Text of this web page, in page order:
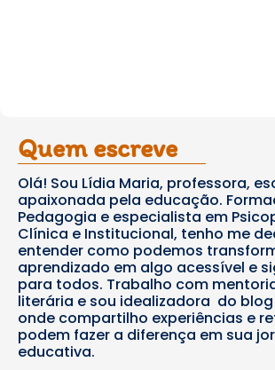
Quem escreve
Olá! Sou Lídia Maria, professora,
apaixonada pela educação.
Pedagogia e especialista em
Clínica e Institucional, tenho me
entender como podemos
aprendizado em algo acessível e
para todos. Trabalho com
literária e sou idealizadora do blog
onde compartilho experiências e
podem fazer a diferença em sua
educativa.